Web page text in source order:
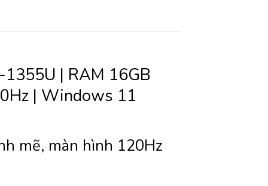
| RAM 16GB
| Windows 11
mẽ, màn hình 120Hz